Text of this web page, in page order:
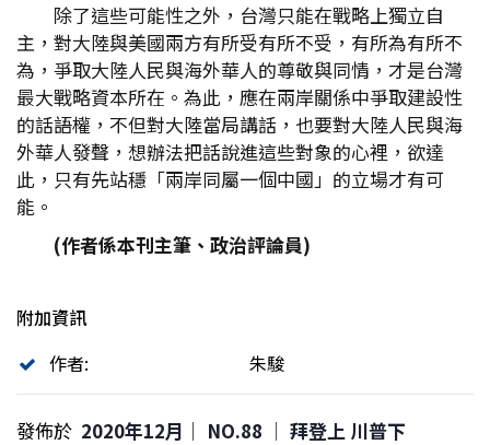
除了這些可能性之外，台灣只能在戰略上獨立自
主，對大陸與美國兩方有所受有所不受，有所為有所不
為，爭取大陸人民與海外華人的尊敬與同情，才是台灣
最大戰略資本所在。為此，應在兩岸關係中爭取建設性
的話語權，不但對大陸當局講話，也要對大陸人民與海
外華人發聲，想辦法把話說進這些對象的心裡，欲達
此，只有先站穩「兩岸同屬一個中國」的立場才有可
能。
(作者係本刊主筆、政治評論員)
附加資訊
作者:
朱駿
發佈於 2020年12月｜ NO.88 │ 拜登上 川普下